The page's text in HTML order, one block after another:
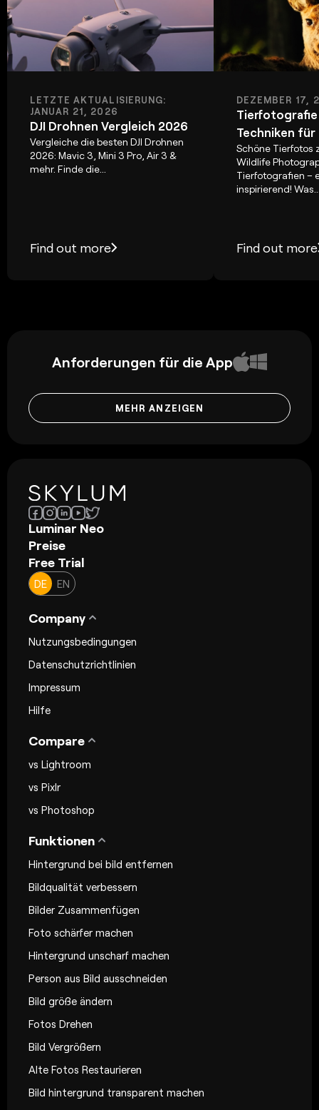
LETZTE AKTUALISIERUNG:
JANUAR 21, 2026
DJI Drohnen Vergleich 2026
Vergleiche die besten DJI Drohnen
2026: Mavic 3, Mini 3 Pro, Air 3 &
mehr. Finde die...
Find out more
DEZEMBER 17,
Tierfotografie
Techniken
Schöne Tierfotos
Wildlife
Tierfotografien –
inspirierend!
Find out more
Anforderungen für die App
MEHR ANZEIGEN
Luminar Neo
Preise
Free Trial
DE EN
Company
Nutzungsbedingungen
Datenschutzrichtlinien
Impressum
Hilfe
Compare
vs Lightroom
vs Pixlr
vs Photoshop
Funktionen
Hintergrund bei bild entfernen
Bildqualität verbessern
Bilder Zusammenfügen
Foto schärfer machen
Hintergrund unscharf machen
Person aus Bild ausschneiden
Bild größe ändern
Fotos Drehen
Bild Vergrößern
Alte Fotos Restaurieren
Bild hintergrund transparent machen